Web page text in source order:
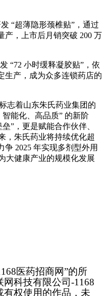
“超薄隐形颈椎贴”，通过
产，上市后月销突破 200 万
“72 小时缓释凝胶贴”，依
生产，成为众多连锁药店的
志着山东朱氏药业集团的
能化、高品质” 的新阶
”，更是赋能合作伙伴、
，朱氏药业将持续优化超
2025 年实现多剂型外用
大健康产业的规模化发展
医药招商网”的所
科技有限公司-1168
有权使用的作品，未